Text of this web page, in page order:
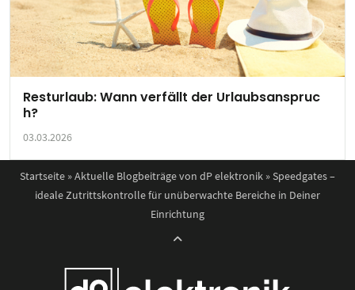
Resturlaub: Wann verfällt der Urlaubsanspruc
h?
03.03.2026
Startseite »Aktuelle Blogbeiträge von dP elektronik »Speedgates –
ideale Zutrittskontrolle für unüberwachte Bereiche in Deiner
Einrichtung